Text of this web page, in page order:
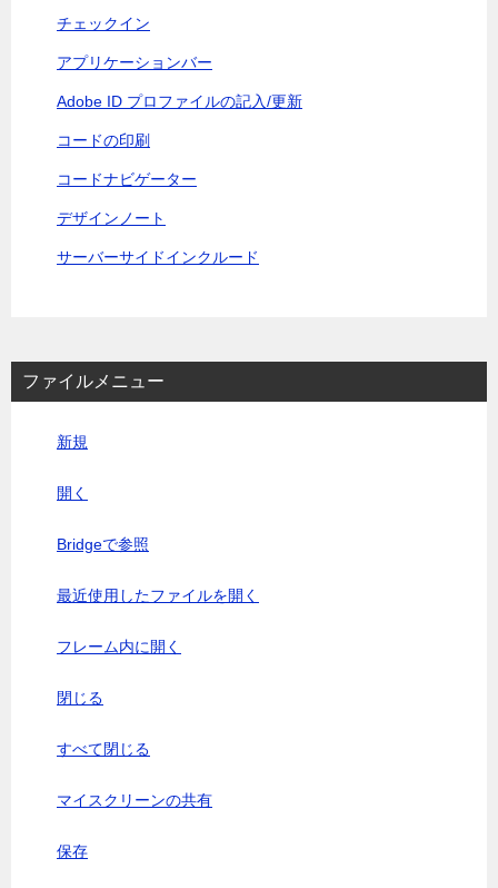
チェックイン
アプリケーションバー
Adobe ID プロファイルの記入/更新
コードの印刷
コードナビゲーター
デザインノート
サーバーサイドインクルード
ファイルメニュー
新規
開く
Bridgeで参照
最近使用したファイルを開く
フレーム内に開く
閉じる
すべて閉じる
マイスクリーンの共有
保存